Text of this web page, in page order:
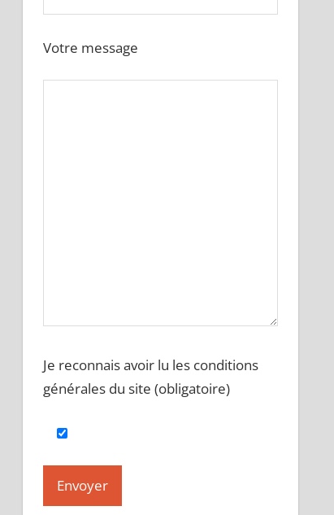
Votre message
Je reconnais avoir lu les conditions
générales du site (obligatoire)